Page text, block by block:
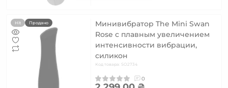
Hit Продано
Минивибратор The Mini Swan
Rose с плавным увеличением
интенсивности вибрации,
силикон
Код товара: SO2734
0